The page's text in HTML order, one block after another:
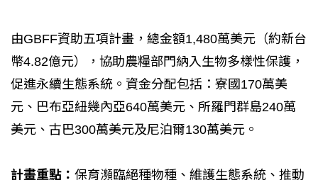
由GBFF資助五項計畫，總金額1,480萬美元（約新台
幣4.82億元），協助農糧部門納入生物多樣性保護，
促進永續生態系統。資金分配包括：寮國170萬美
元、巴布亞紐幾內亞640萬美元、所羅門群島240萬
美元、古巴300萬美元及尼泊爾130萬美元。
計畫重點： 保育瀕臨絕種物種、維護生態系統、推動